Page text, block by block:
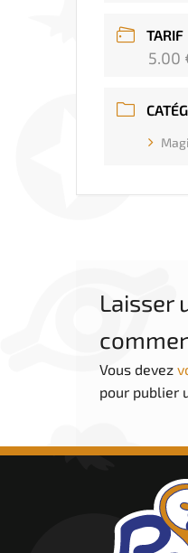
TARIF
5.00
Laisser
Vous devez
pour publier